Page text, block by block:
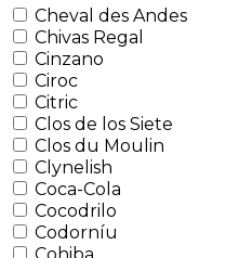
Cheval des Andes
Chivas Regal
Cinzano
Ciroc
Citric
Clos de los Siete
Clos du Moulin
Clynelish
Coca-Cola
Cocodrilo
Codorníu
Cohiba